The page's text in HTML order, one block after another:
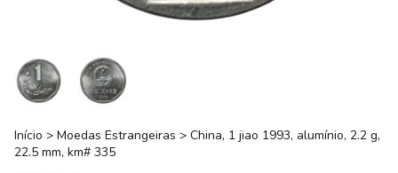
Início > Moedas Estrangeiras > China, 1 jiao 1993, alumínio, 2.2 g,
22.5 mm, km# 335